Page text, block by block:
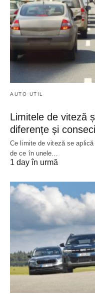
AUTO UTIL
Limitele de viteză
diferențe și
Ce limite de viteză se aplică
de ce în unele…
1 day în urmă